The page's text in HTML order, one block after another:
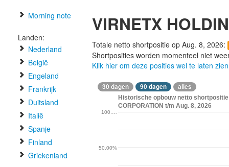
Morning note
Landen:
Nederland
België
Engeland
Frankrijk
Duitsland
Italië
Spanje
Finland
Griekenland
VIRNETX
Totale netto shortpositie op Aug. 8, 2026:
Shortposities worden momenteel niet
Klik hier om deze posities wel te laten zien
30 dagen 90 dagen alles
Historische opbouw netto shortpositie
CORPORATION t/m Aug. 8, 2026
50.00%
100.…